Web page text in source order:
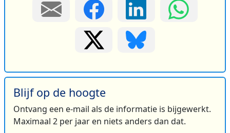
Blijf op de hoogte
Ontvang een e-mail als de informatie is bijgewerkt.
Maximaal 2 per jaar en niets anders dan dat.